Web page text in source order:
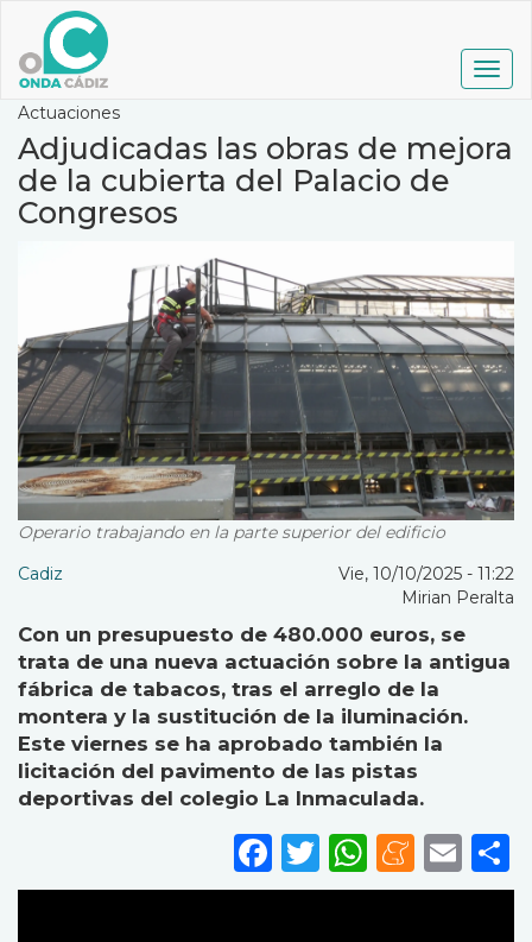
contenido
principal
Actuaciones
Adjudicadas las obras de mejora
de la cubierta del Palacio de
Congresos
Operario trabajando en la parte superior del edificio
Cadiz
Vie, 10/10/2025 - 11:22
Mirian Peralta
Con un presupuesto de 480.000 euros, se
trata de una nueva actuación sobre la antigua
fábrica de tabacos, tras el arreglo de la
montera y la sustitución de la iluminación.
Este viernes se ha aprobado también la
licitación del pavimento de las pistas
deportivas del colegio La Inmaculada.
Facebook
Twitter